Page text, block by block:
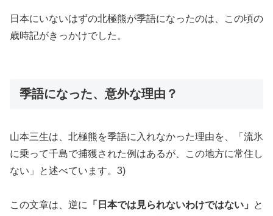
日本にいないはずの北極熊が季語になったのは、この頃の
歳時記がきっかけでした。
季語になった、意外な理由？
山本三生は、北極熊を季語に入れなかった理由を、「流氷
に乗って千島で捕獲された例はあるが、この地方に常住し
ない」と述べています。3)
この文章は、逆に 「日本では見られないわけではない」
と